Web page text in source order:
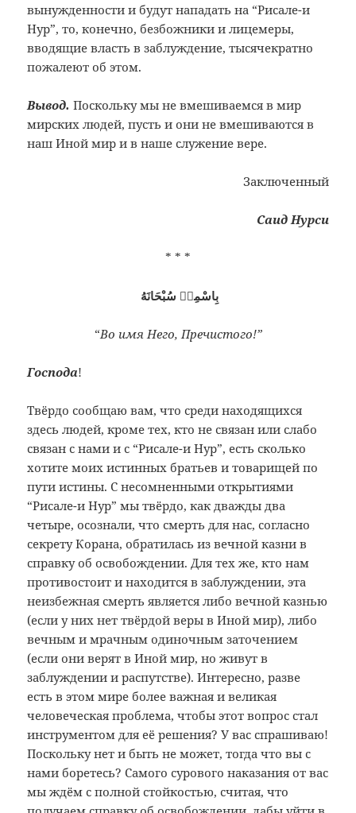
вынужденности и будут нападать на “Рисале-и
Нур”, то, конечно, безбожники и лицемеры,
вводящие власть в заблуждение, тысячекратно
пожалеют об этом.
Вывод. Поскольку мы не вмешиваемся в мир
мирских людей, пусть и они не вмешиваются в
наш Иной мир и в наше служение вере.
Заключенный
Саид Нурси
* * *
بِاسْمِهٖ سُبْحَانَهُ
“Во имя Него, Пречистого!”
Господа!
Твёрдо сообщаю вам, что среди находящихся
здесь людей, кроме тех, кто не связан или слабо
связан с нами и с “Рисале-и Нур”, есть сколько
хотите моих истинных братьев и товарищей по
пути истины. С несомненными открытиями
“Рисале-и Нур” мы твёрдо, как дважды два
четыре, осознали, что смерть для нас, согласно
секрету Корана, обратилась из вечной казни в
справку об освобождении. Для тех же, кто нам
противостоит и находится в заблуждении, эта
неизбежная смерть является либо вечной казнью
(если у них нет твёрдой веры в Иной мир), либо
вечным и мрачным одиночным заточением
(если они верят в Иной мир, но живут в
заблуждении и распутстве). Интересно, разве
есть в этом мире более важная и великая
человеческая проблема, чтобы этот вопрос стал
инструментом для её решения? У вас спрашиваю!
Поскольку нет и быть не может, тогда что вы с
нами боретесь? Самого сурового наказания от вас
мы ждём с полной стойкостью, считая, что